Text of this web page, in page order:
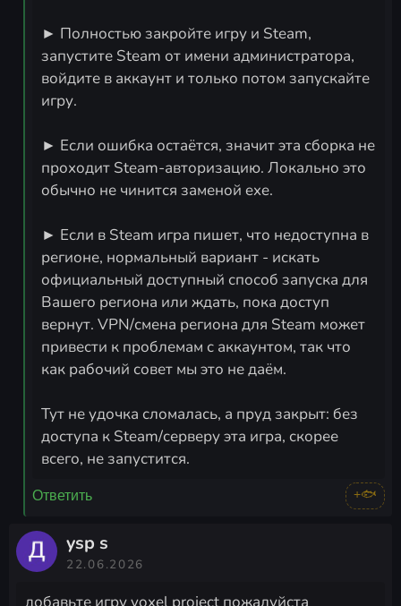
► Полностью закройте игру и Steam,
запустите Steam от имени администратора,
войдите в аккаунт и только потом запускайте
игру.
► Если ошибка остаётся, значит эта сборка не
проходит Steam-авторизацию. Локально это
обычно не чинится заменой exe.
► Если в Steam игра пишет, что недоступна в
регионе, нормальный вариант - искать
официальный доступный способ запуска для
Вашего региона или ждать, пока доступ
вернут. VPN/смена региона для Steam может
привести к проблемам с аккаунтом, так что
как рабочий совет мы это не даём.
Тут не удочка сломалась, а пруд закрыт: без
доступа к Steam/серверу эта игра, скорее
всего, не запустится.
Ответить +🐟
ysp s
22.06.2026
добавьте игру voxel project пожалуйста